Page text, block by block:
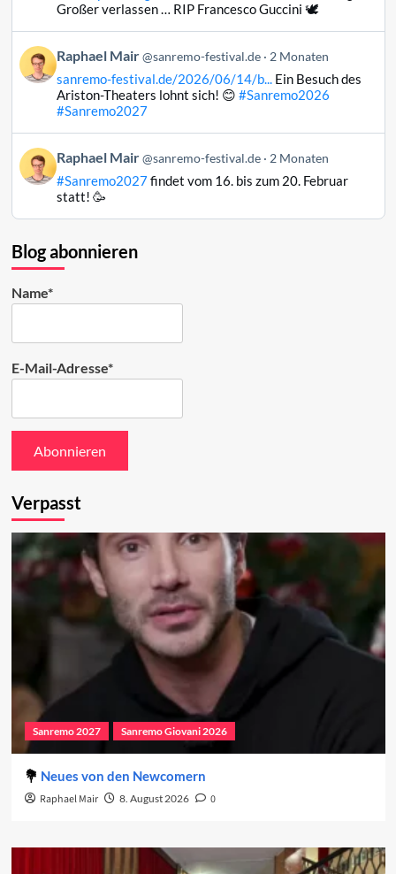
Bluesky
ansehen
Großer verlassen … RIP Francesco Guccini 🕊️
Beitrag
von
Raphael
ansehen
Raphael Mair @sanremo-festival.de 2 Monaten
sanremo-festival.de/2026/06/14/b...Ein Besuch des
Ariston-Theaters lohnt sich! 😊 #Sanremo2026
#Sanremo2027
Beitrag
von
Raphael
Bluesky
ansehen
Raphael Mair @sanremo-festival.de 2 Monaten
#Sanremo2027findet vom 16. bis zum 20. Februar
statt! 🥳
Blog abonnieren
Name*
E-Mail-Adresse*
Verpasst
Sanremo 2027 Sanremo Giovani 2026
Neues von den Newcomern
Raphael Mair 8. August 2026 0